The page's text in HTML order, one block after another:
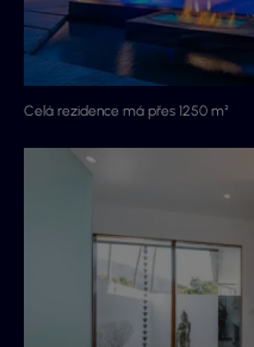
Celá rezidence má přes 1250 m²